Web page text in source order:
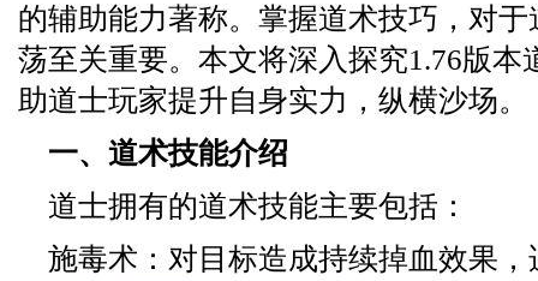
的辅助能力著称。掌握道术技巧，对
荡至关重要。本文将深入探究1.76版本
助道士玩家提升自身实力，纵横沙场。
一、道术技能介绍
道士拥有的道术技能主要包括：
施毒术：对目标造成持续掉血效果